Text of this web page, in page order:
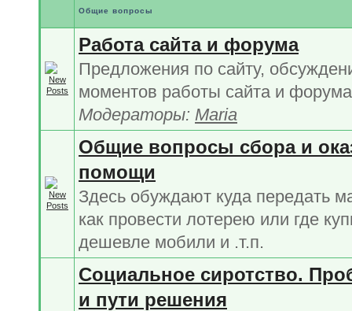
Общие вопросы
Работа сайта и форума
Предложения по сайту,
моментов работы сайта и
Модераторы: Maria
Общие вопросы сбора и
помощи
Здесь обуждают куда передать
как провести лотерею или где
дешевле мобили и .т.п.
Социальное сиротство.
и пути решения